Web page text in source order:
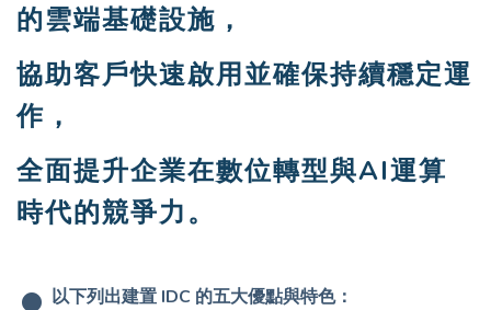
的雲端基礎設施，
協助客戶快速啟用並確保持續穩定運
作，
全面提升企業在數位轉型與AI運算
時代的競爭力。
以下列出建置 IDC 的五大優點與特色：